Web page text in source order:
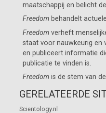
maatschappij en belicht
Freedom behandelt
Freedom verheft
staat voor nauwkeurig en
en publiceert informatie
publicatie te vinden is.
Freedom is de stem van
GERELATEERDE
Scientology.nl